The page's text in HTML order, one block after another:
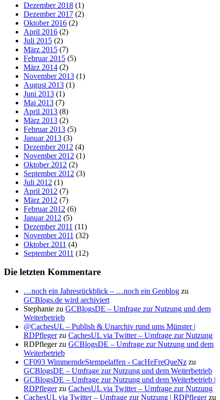
Dezember 2018 (1)
Dezember 2017 (2)
Oktober 2016 (2)
April 2016 (2)
Juli 2015 (2)
März 2015 (7)
Februar 2015 (5)
März 2014 (2)
November 2013 (1)
August 2013 (1)
Juni 2013 (1)
Mai 2013 (7)
April 2013 (8)
März 2013 (2)
Februar 2013 (5)
Januar 2013 (3)
Dezember 2012 (4)
November 2012 (1)
Oktober 2012 (2)
September 2012 (3)
Juli 2012 (1)
April 2012 (7)
März 2012 (7)
Februar 2012 (6)
Januar 2012 (5)
Dezember 2011 (11)
November 2011 (32)
Oktober 2011 (4)
September 2011 (12)
Die letzten Kommentare
…noch ein Jahresrückblick – …noch ein Geoblog zu
GCBlogs.de wird archiviert
Stephanie zu GCBlogsDE – Umfrage zur Nutzung und dem
Weiterbetrieb
@CachesUL – Publish & Unarchiv rund ums Münster |
RDPflegerzu CachesUL via Twitter – Umfrage zur Nutzung
RDPflegerzu GCBlogsDE – Umfrage zur Nutzung und dem
Weiterbetrieb
CF093 WimmerndeStempelaffen - CacHeFreQueNz zu
GCBlogsDE – Umfrage zur Nutzung und dem Weiterbetrieb
GCBlogsDE – Umfrage zur Nutzung und dem Weiterbetrieb |
RDPflegerzu CachesUL via Twitter – Umfrage zur Nutzung
CachesUL via Twitter – Umfrage zur Nutzung | RDPflegerzu